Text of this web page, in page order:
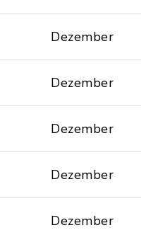
Dezember
Dezember
Dezember
Dezember
Dezember